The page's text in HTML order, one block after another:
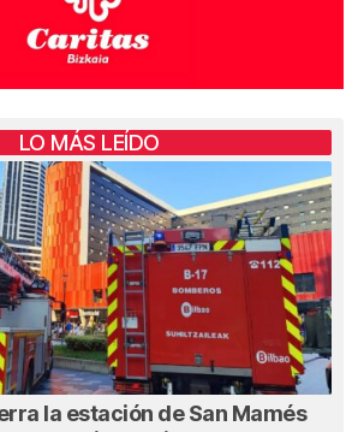
LO MÁS LEÍDO
la estación de San Mamés